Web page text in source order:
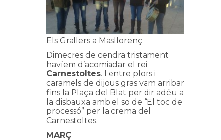
Els Grallers a Masllorenç
Dimecres de cendra tristament
havíem d’acomiadar el rei
Carnestoltes. I entre plors i
caramels de dijous gras vam arribar
fins la Plaça del Blat per dir adéu a
la disbauxa amb el so de “El toc de
processó” per la crema del
Carnestoltes.
MARÇ